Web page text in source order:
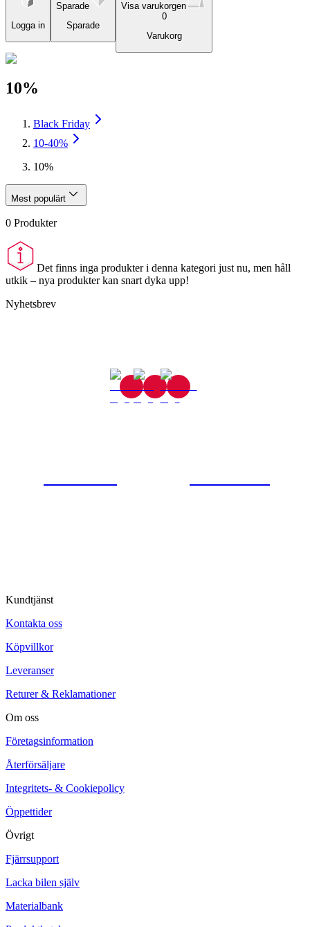
Logga in
Sparade
Sparade
Visa varukorgen
0
Varukorg
10%
Black Friday
10-40%
10%
Mest populärt
0 Produkter
Det finns inga produkter i denna kategori just nu, men håll
utkik – nya produkter kan snart dyka upp!
Nyhetsbrev
Kundtjänst
Kontakta oss
Köpvillkor
Leveranser
Returer & Reklamationer
Om oss
Företagsinformation
Återförsäljare
Integritets- & Cookiepolicy
Öppettider
Övrigt
Fjärrsupport
Lacka bilen själv
Materialbank